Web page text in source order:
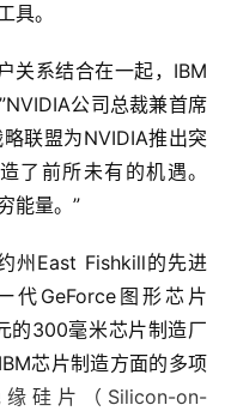
具。
关系结合在一起，IBM
公司总裁兼首席
联盟为NVIDIA推出突
了前所未有的机遇。
能量。”
州East Fishkill的先进
代GeForce图形芯片
的300毫米芯片制造厂
芯片制造方面的多项
硅片（Silicon-on-